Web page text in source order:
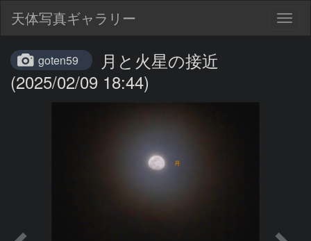
天体写真ギャラリー
goten59
月と火星の接近
(2025/02/09 18:44)